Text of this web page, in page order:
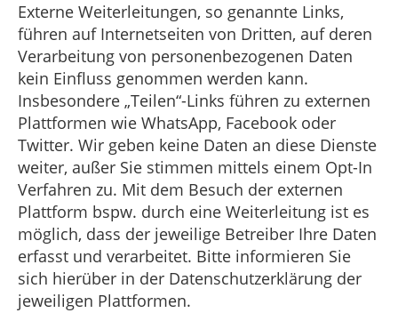
Externe Weiterleitungen, so genannte Links,
führen auf Internetseiten von Dritten, auf deren
Verarbeitung von personenbezogenen Daten
kein Einfluss genommen werden kann.
Insbesondere „Teilen“-Links führen zu externen
Plattformen wie WhatsApp, Facebook oder
Twitter. Wir geben keine Daten an diese Dienste
weiter, außer Sie stimmen mittels einem Opt-In
Verfahren zu. Mit dem Besuch der externen
Plattform bspw. durch eine Weiterleitung ist es
möglich, dass der jeweilige Betreiber Ihre Daten
erfasst und verarbeitet. Bitte informieren Sie
sich hierüber in der Datenschutzerklärung der
jeweiligen Plattformen.